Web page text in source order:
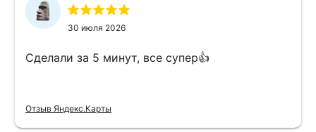
30 июля 2026
Сделали за 5 минут, все супер👍
Отзыв Яндекс.Карты